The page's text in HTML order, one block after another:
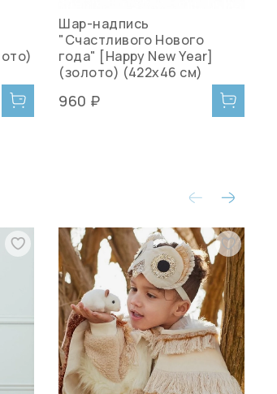
Шар-надпись
"Счастливого Нового
года" [Happy New Year]
(золото) (422х46 см)
960 ₽